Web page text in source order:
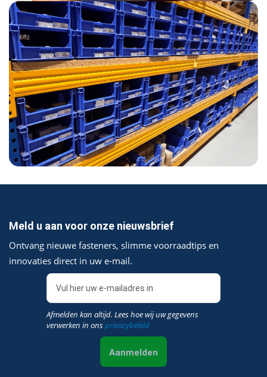
Meld u aan voor onze nieuwsbrief
Ontvang nieuwe fasteners, slimme voorraadtips en
innovaties direct in uw e‑mail.
Afmelden kan altijd. Lees hoe wij uw gegevens
verwerken in onsprivacybeleid
Aanmelden